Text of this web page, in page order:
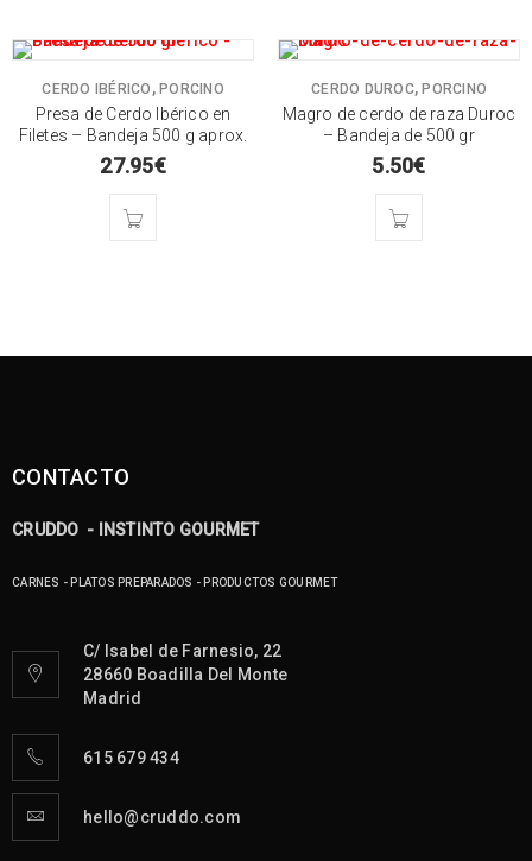
CERDO IBÉRICO , PORCINO
Presa de Cerdo Ibérico en
Filetes – Bandeja 500 g aprox.
27.95€
CERDO DUROC,PORCINO
Magro de cerdo de raza Duroc
– Bandeja de 500 gr
5.50€
CONTACTO
CRUDDO - INSTINTO GOURMET
CARNES - PLATOS PREPARADOS - PRODUCTOS GOURMET
C/ Isabel de Farnesio, 22
28660 Boadilla Del Monte
Madrid
615 679 434
hello@cruddo.com